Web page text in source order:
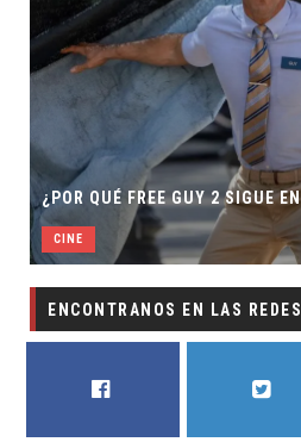
FREE GUY 2 SIGUE EN EL LIMBO?
ENCONTRANOS EN LAS REDES